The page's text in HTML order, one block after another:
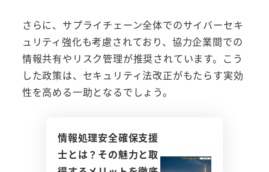
さらに、サプライチェーン全体でのサイバーセキ
ュリティ強化も考慮されており、協力企業間での
情報共有やリスク管理が推奨されています。こう
した政策は、セキュリティ法改正がもたらす実効
性を高める一助となるでしょう。
情報処理安全確保支援
士とは？その魅力と取